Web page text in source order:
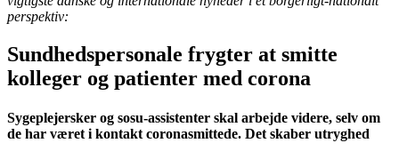
perspektiv:
Sundhedspersonale frygter at smitte
kolleger og patienter med corona
Sygeplejersker og sosu-assistenter skal arbejde videre, selv om
de har været i kontakt coronasmittede. Det skaber utryghed